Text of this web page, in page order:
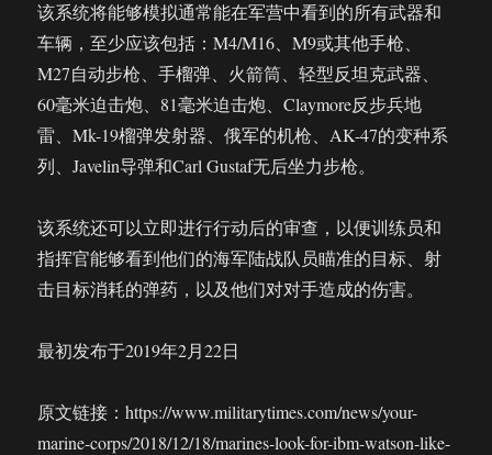
该系统将能够模拟通常能在军营中看到的所有武器和
车辆，至少应该包括：M4/M16、M9或其他手枪、
M27自动步枪、手榴弹、火箭筒、轻型反坦克武器、
60毫米迫击炮、81毫米迫击炮、Claymore反步兵地
雷、Mk-19榴弹发射器、俄军的机枪、AK-47的变种系
列、Javelin导弹和Carl Gustaf无后坐力步枪。
该系统还可以立即进行行动后的审查，以便训练员和
指挥官能够看到他们的海军陆战队员瞄准的目标、射
击目标消耗的弹药，以及他们对对手造成的伤害。
最初发布于2019年2月22日
原文链接：https://www.militarytimes.com/news/your-
marine-corps/2018/12/18/marines-look-for-ibm-watson-like-